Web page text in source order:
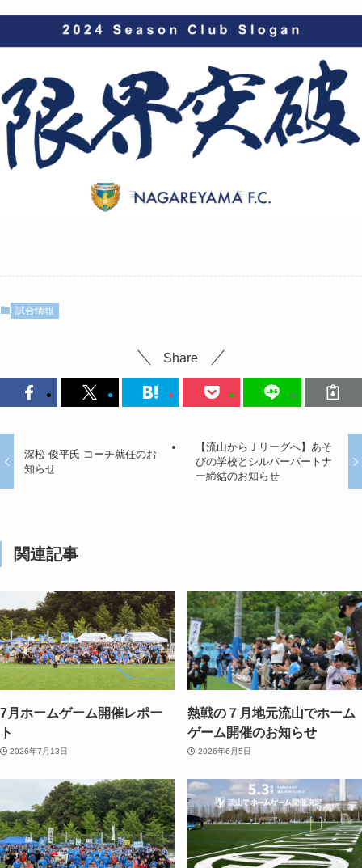
試合情報
Share
深松 俊平氏 コーチ就任のお
知らせ
【流山からＪリーグへ】あそ
びの学校とシルバーパートナ
ー締結のお知らせ
関連記事
7月ホームゲーム開催レポー
ト
2026年7月13日
熱戦の７月地元流山でホーム
ゲーム開催のお知らせ
2026年6月5日